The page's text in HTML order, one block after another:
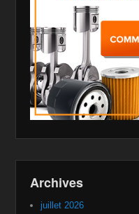
Archives
juillet 2026